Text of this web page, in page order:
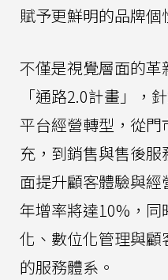
賦予更鮮明的品牌個
不僅是視覺層面的
「通路2.0計畫」，
平台經營轉型，從
充，到銷售與售後
面提升顧客體驗與
年增率將達10%，
化、數位化管理與
的服務體系。